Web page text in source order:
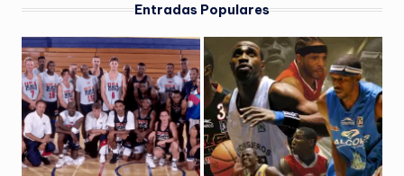
Entradas Populares